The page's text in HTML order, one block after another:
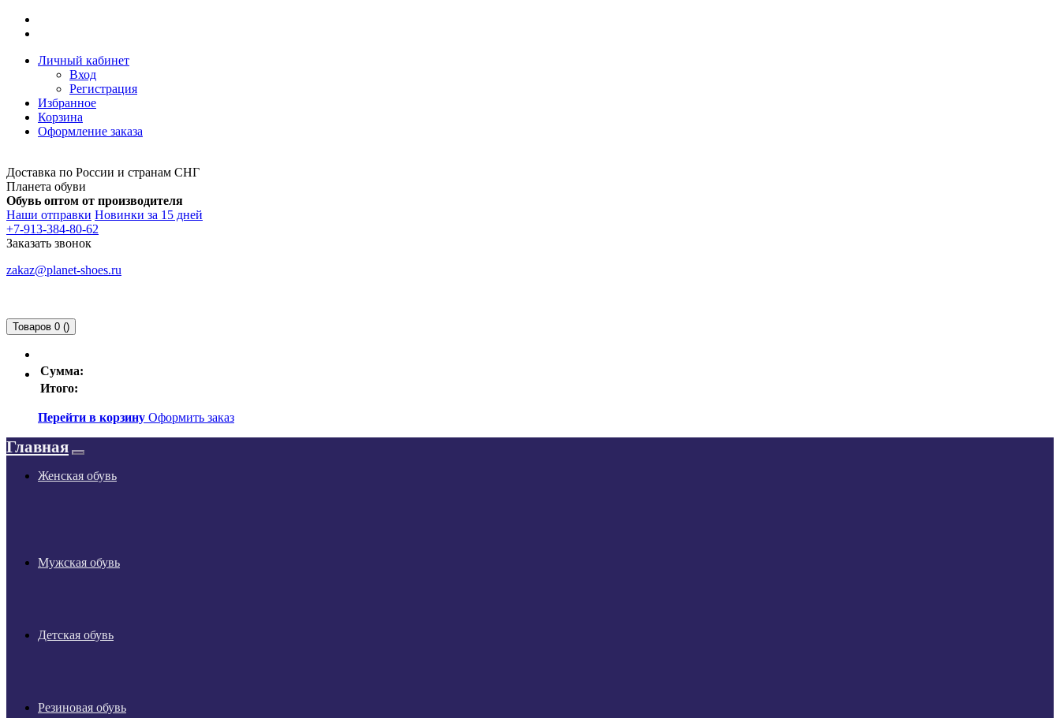
Личный кабинет
Вход
Регистрация
Избранное
Корзина
Оформление заказа
Доставка по России и странам СНГ
Планета обуви
Обувь оптом от производителя
Наши отправки Новинки за 15 дней
+7-913-384-80-62
Заказать звонок
zakaz@planet-shoes.ru
Товаров 0 ()
Сумма:
Итого:
Перейти в корзину Оформить заказ
Главная
Женская обувь
Мужская обувь
Детская обувь
Резиновая обувь